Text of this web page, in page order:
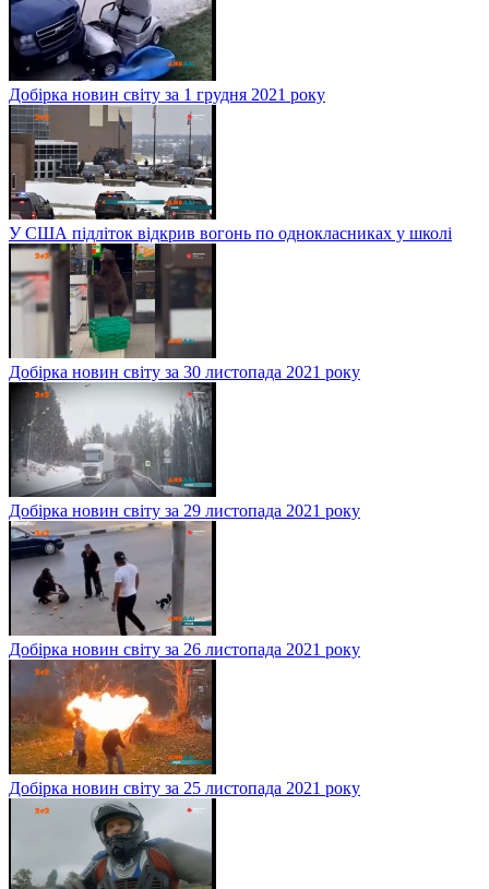
Добірка новин світу за 1 грудня 2021 року
У США підліток відкрив вогонь по однокласниках у школі
Добірка новин світу за 30 листопада 2021 року
Добірка новин світу за 29 листопада 2021 року
Добірка новин світу за 26 листопада 2021 року
Добірка новин світу за 25 листопада 2021 року